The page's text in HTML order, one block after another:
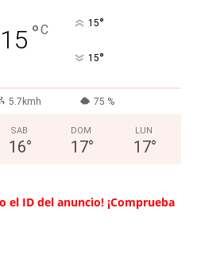
15 °C 15°
15°
5.7kmh 75 %
SAB
16°
DOM
17°
LUN
17°
el ID del anuncio! ¡Comprueba